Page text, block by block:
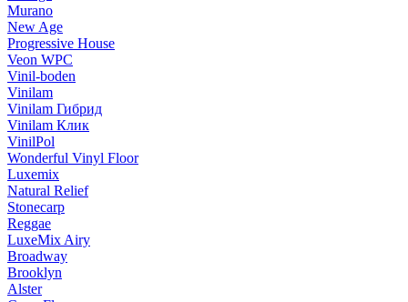
Murano
New Age
Progressive House
Veon WPC
Vinil-boden
Vinilam
Vinilam Гибрид
Vinilam Клик
VinilPol
Wonderful Vinyl Floor
Luxemix
Natural Relief
Stonecarp
Reggae
LuxeMix Airy
Broadway
Brooklyn
Alster